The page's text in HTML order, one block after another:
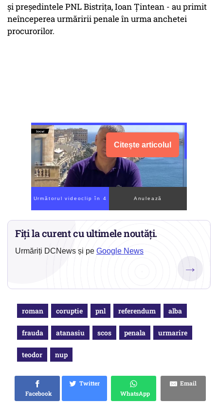
şi preşedintele PNL Bistriţa, Ioan Ţintean - au primit
neînceperea urmăririi penale în urma anchetei
procurorilor.
Citește articolul
Următorul videoclip în 1 Anulează
Fiți la curent cu ultimele noutăți.
Urmăriți DCNews și pe Google News
→
roman coruptie pnl referendum alba
frauda atanasiu scos penala urmarire
teodor nup
Facebook
Twitter
WhatsApp
Email